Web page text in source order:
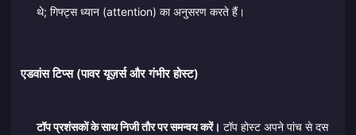
थे; गिफ्ट्स ध्यान (attention) का अनुसरण करते हैं।
एडवांस टिप्स (पावर यूज़र्स और गंभीर होस्ट)
टॉप प्रशंसकों के साथ निजी तौर पर समन्वय करें। टॉप होस्ट अपने पांच से दस